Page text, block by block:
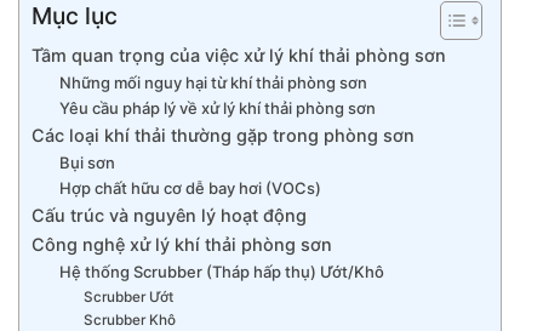
Mục lục
Tầm quan trọng của việc xử lý khí thải phòng sơn
Những mối nguy hại từ khí thải phòng sơn
Yêu cầu pháp lý về xử lý khí thải phòng sơn
Các loại khí thải thường gặp trong phòng sơn
Bụi sơn
Hợp chất hữu cơ dễ bay hơi (VOCs)
Cấu trúc và nguyên lý hoạt động
Công nghệ xử lý khí thải phòng sơn
Hệ thống Scrubber (Tháp hấp thụ) Ướt/Khô
Scrubber Ướt
Scrubber Khô